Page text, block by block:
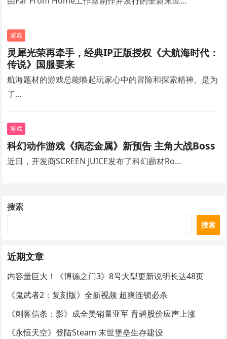
游戏
灵犀光荣再牵手，经典IP正版授权《大航海时代：
传说》国服要来
航海题材的游戏总能唤起玩家心中的冒险和探索精神。是为
了…
游戏
科幻动作游戏《病态金属》新预告 主角大战Boss
近日，开发商SCREEN JUICE发布了科幻题材Ro…
搜索
搜索
近期文章
内容量巨大！《博德之门3》8号大型更新说明长达48页
《鬼武者2：复刻版》全新视频 超爽连锁必杀
《刺客信条：影》成全美销量亚军 育碧股价应声上涨
《永恒天空》登陆Steam 末世堡垒生存建设